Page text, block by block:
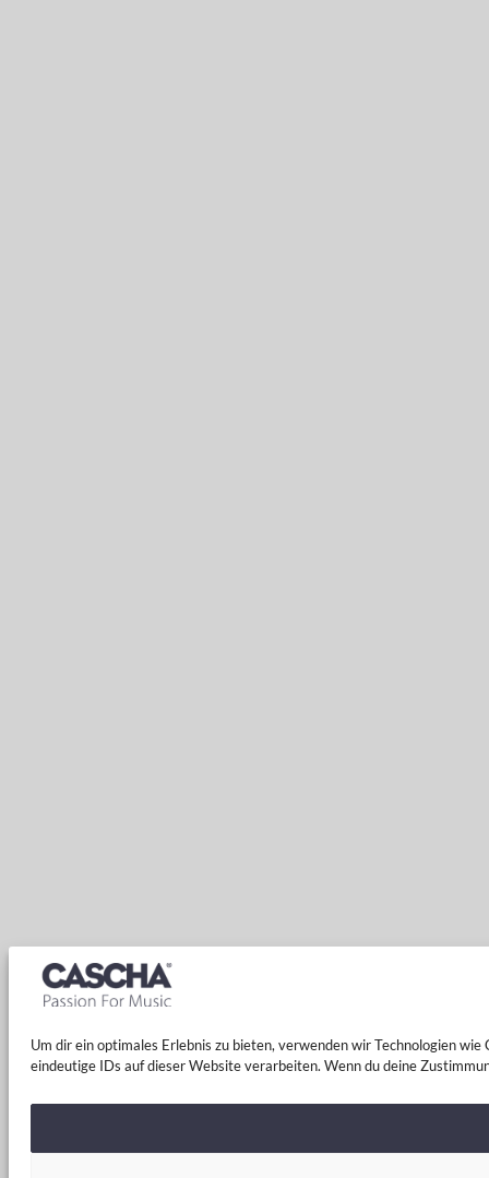
Um dir ein optimales Erlebnis zu bieten, verwenden wir Technologien
eindeutige IDs auf dieser Website verarbeiten. Wenn du deine